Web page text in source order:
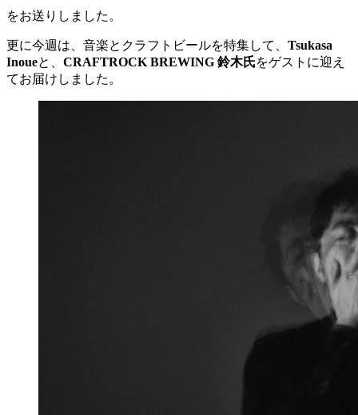
をお送りしました。
更に今週は、音楽とクラフトビールを特集して、 Tsukasa
Inoueと、 CRAFTROCK BREWING 鈴木氏をゲストに迎え
てお届けしました。